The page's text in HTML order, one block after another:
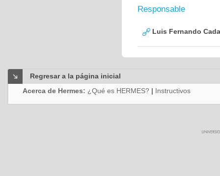
Responsable
Luis Fernando
Regresar a la página inicial
Acerca de Hermes: ¿Qué es HERMES? | Instructivos